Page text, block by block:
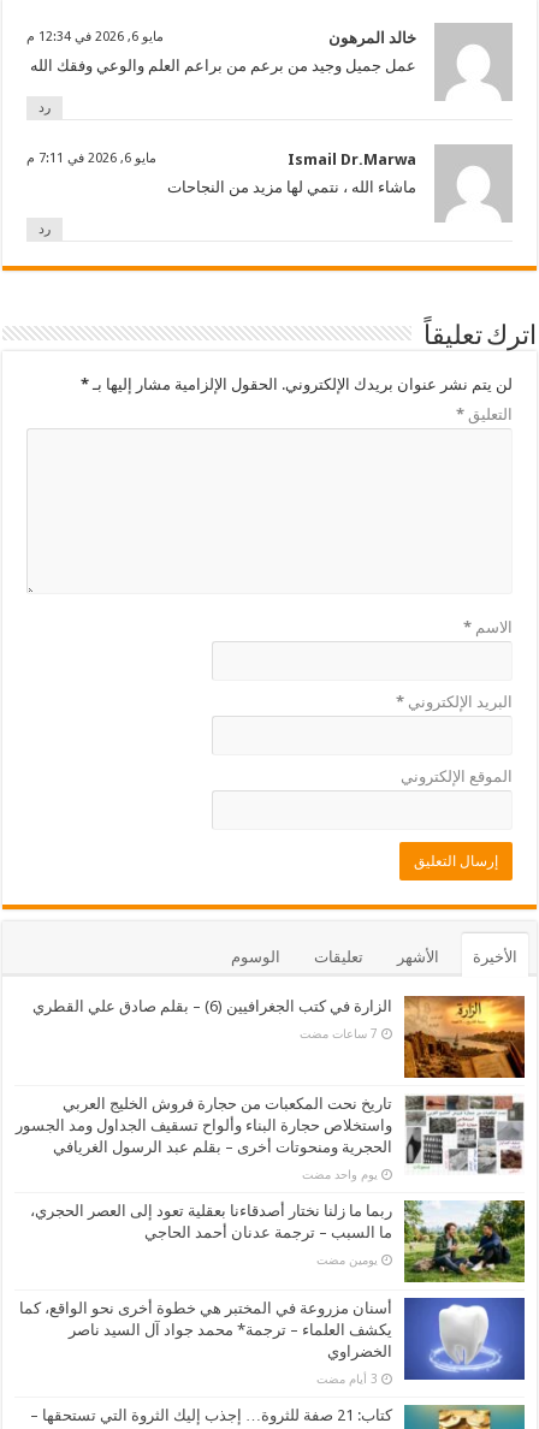
خالد المرهون مايو 6, 2026 في 12:34 م
عمل جميل وجيد من برعم من براعم العلم والوعي وفقك الله
رد
Ismail Dr.Marwa مايو 6, 2026 في 7:11 م
ماشاء الله ، نتمي لها مزيد من النجاحات
رد
اترك تعليقاً
لن يتم نشر عنوان بريدك الإلكتروني. الحقول الإلزامية مشار إليها بـ*
التعليق*
الاسم*
البريد الإلكتروني*
الموقع الإلكتروني
الأخيرة الأشهر تعليقات الوسوم
الزارة في كتب الجغرافيين (6) – بقلم صادق علي القطري
تاريخ نحت المكعبات من حجارة فروش الخليج العربي
واستخلاص حجارة البناء وألواح تسقيف الجداول ومد الجسور
الحجرية ومنحوتات أخرى – بقلم عبد الرسول الغريافي
‏يوم واحد مضت
ربما ما زلنا نختار أصدقاءنا بعقلية تعود إلى العصر الحجري،
ما السبب – ترجمة عدنان أحمد الحاجي
‏يومين مضت
أسنان مزروعة في المختبر هي خطوة أخرى نحو الواقع، كما
يكشف العلماء – ترجمة* محمد جواد آل السيد ناصر
الخضراوي
كتاب: 21 صفة للثروة… إجذب إليك الثروة التي تستحقها –